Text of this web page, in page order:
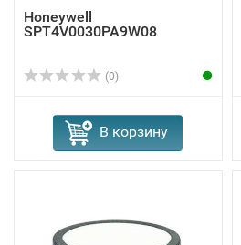
Honeywell
SPT4V0030PA9W08
(0)
В корзину